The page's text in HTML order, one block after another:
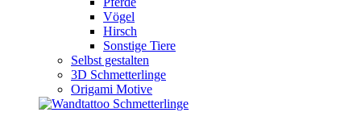
Vögel
Hirsch
Sonstige Tiere
Selbst gestalten
3D Schmetterlinge
Origami Motive